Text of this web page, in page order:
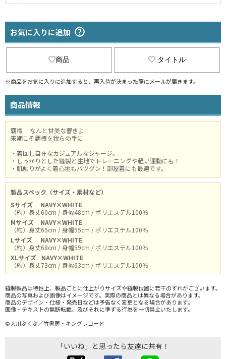
お気に入りに追加
商品 タイトル
※商品をお気に入りに追加すると、再入荷が決まった際にメールが届きます。
商品情報
覇権 …なんと甘美な響きよ
来期こそ覇権を我らの手に
・着回し自在なカジュアルなジャージ。
・しっかりとした縫製と生地でトレーニングや軽い運動にも！
・肌触りがよく着心地もバツグン！部屋着にも最適です。
製品スペック（サイズ・素材など）
Sサイズ
NAVY×WHITE
（約）身丈60cm / 身幅48cm / ポリエステル100％
Mサイズ
NAVY×WHITE
（約）身丈65cm / 身幅55cm / ポリエステル100％
Lサイズ
NAVY×WHITE
（約）身丈68cm / 身幅59cm / ポリエステル100％
XLサイズ
NAVY×WHITE
（約）身丈73cm / 身幅63cm / ポリエステル100％
縫製製品は特性上、製品ごとに仕上がりサイズや縫製位置に若干のずれがございます。
商品の写真および画像はイメージです。実際の商品とは異なる場合があります。
商品のデザイン・仕様・発売日などは予告なく変更となる場合があります。
画像・テキストの無断転載、及びそれに準ずる行為を一切禁止いたします。
©大川ぶくぶ／竹書房・キングレコード
「いいね」と思ったら友達に共有！